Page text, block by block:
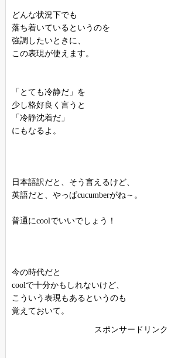
どんな状況下でも
落ち着いているというのを
強調したいときに、
この表現が使えます。
「とても冷静だ」を
少し格好良く言うと
「冷静沈着だ」
にもなるよ。
日本語訳だと、そう言えるけど、
英語だと、やっぱcucumberがね～。
普通にcoolでいいでしょう！
今の時代だと
coolで十分かもしれないけど、
こういう表現もあるというのも
覚えておいて。
スポンサードリンク